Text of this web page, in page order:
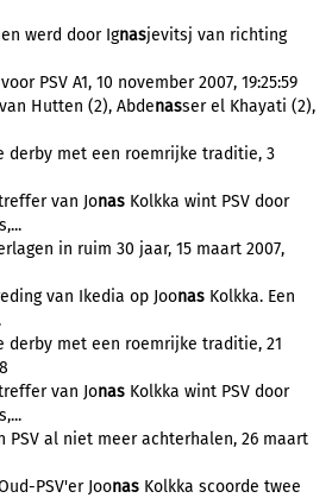
werd door Ignasjevitsj van richting
PSV A1, 10 november 2007, 19:25:59
Hutten (2), Abdenasser el Khayati (2),
derby met een roemrijke traditie, 3
van Jonas Kolkka wint PSV door
in ruim 30 jaar, 15 maart 2007,
van Ikedia op Joonas Kolkka. Een
derby met een roemrijke traditie, 21
van Jonas Kolkka wint PSV door
PSV al niet meer achterhalen, 26 maart
PSV'er Joonas Kolkka scoorde twee